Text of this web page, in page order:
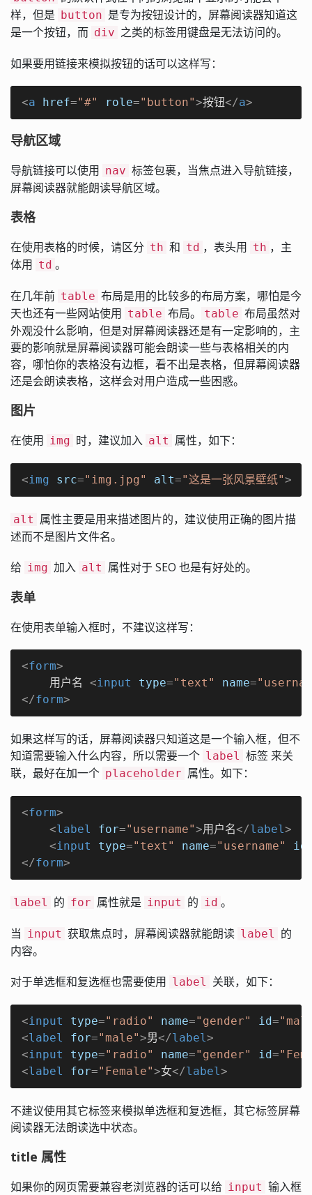
样，但是 button 是专为按钮设计的，屏幕阅读器知道这
是一个按钮，而 div 之类的标签用键盘是无法访问的。
如果要用链接来模拟按钮的话可以这样写：
<a href="#" role="button">按钮</a>
导航区域
导航链接可以使用 nav 标签包裹，当焦点进入导航链接，
屏幕阅读器就能朗读导航区域。
表格
在使用表格的时候，请区分 th 和 td ，表头用 th ，主
体用 td 。
在几年前 table 布局是用的比较多的布局方案，哪怕是今
天也还有一些网站使用 table 布局。 table 布局虽然对
外观没什么影响，但是对屏幕阅读器还是有一定影响的，主
要的影响就是屏幕阅读器可能会朗读一些与表格相关的内
容，哪怕你的表格没有边框，看不出是表格，但屏幕阅读器
还是会朗读表格，这样会对用户造成一些困惑。
图片
在使用 img 时，建议加入 alt 属性，如下：
<img src="img.jpg" alt="这是一张风景壁纸">
alt 属性主要是用来描述图片的，建议使用正确的图片描
述而不是图片文件名。
给 img 加入 alt 属性对于 SEO 也是有好处的。
表单
在使用表单输入框时，不建议这样写：
<form>
    用户名
<input type="text" name=
</form>
如果这样写的话，屏幕阅读器只知道这是一个输入框，但不
知道需要输入什么内容，所以需要一个 label 标签 来关
联，最好在加一个 placeholder 属性。如下：
<form>
<label for="username">用户名</label>
<input type="text" name="username" id
</form>
label 的 for 属性就是 input 的 id 。
当 input 获取焦点时，屏幕阅读器就能朗读 label 的
内容。
对于单选框和复选框也需要使用 label 关联，如下：
<input type="radio" name="gender" id=
<label for="male">男</label>
<input type="radio" name="gender" id=
<label for="Female">女</label>
不建议使用其它标签来模拟单选框和复选框，其它标签屏幕
阅读器无法朗读选中状态。
title 属性
如果你的网页需要兼容老浏览器的话可以给 input 输入框